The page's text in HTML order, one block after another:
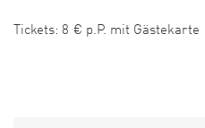
Tickets: 8 € p.P. mit Gästekarte